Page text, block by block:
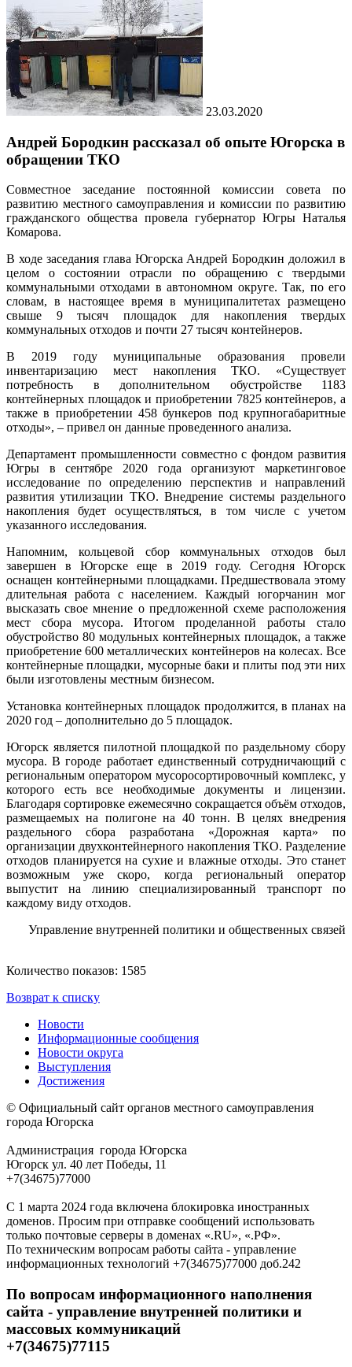
23.03.2020
Андрей Бородкин рассказал об опыте Югорска в
обращении ТКО
Совместное заседание постоянной комиссии совета по
развитию местного самоуправления и комиссии по развитию
гражданского общества провела губернатор Югры Наталья
Комарова.
В ходе заседания глава Югорска Андрей Бородкин доложил в
целом о состоянии отрасли по обращению с твердыми
коммунальными отходами в автономном округе. Так, по его
словам, в настоящее время в муниципалитетах размещено
свыше 9 тысяч площадок для накопления твердых
коммунальных отходов и почти 27 тысяч контейнеров.
В 2019 году муниципальные образования провели
инвентаризацию мест накопления ТКО. «Существует
потребность в дополнительном обустройстве 1183
контейнерных площадок и приобретении 7825 контейнеров, а
также в приобретении 458 бункеров под крупногабаритные
отходы», – привел он данные проведенного анализа.
Департамент промышленности совместно с фондом развития
Югры в сентябре 2020 года организуют маркетинговое
исследование по определению перспектив и направлений
развития утилизации ТКО. Внедрение системы раздельного
накопления будет осуществляться, в том числе с учетом
указанного исследования.
Напомним, кольцевой сбор коммунальных отходов был
завершен в Югорске еще в 2019 году. Сегодня Югорск
оснащен контейнерными площадками. Предшествовала этому
длительная работа с населением. Каждый югорчанин мог
высказать свое мнение о предложенной схеме расположения
мест сбора мусора. Итогом проделанной работы стало
обустройство 80 модульных контейнерных площадок, а также
приобретение 600 металлических контейнеров на колесах. Все
контейнерные площадки, мусорные баки и плиты под эти них
были изготовлены местным бизнесом.
Установка контейнерных площадок продолжится, в планах на
2020 год – дополнительно до 5 площадок.
Югорск является пилотной площадкой по раздельному сбору
мусора. В городе работает единственный сотрудничающий с
региональным оператором мусоросортировочный комплекс, у
которого есть все необходимые документы и лицензии.
Благодаря сортировке ежемесячно сокращается объём отходов,
размещаемых на полигоне на 40 тонн. В целях внедрения
раздельного сбора разработана «Дорожная карта» по
организации двухконтейнерного накопления ТКО. Разделение
отходов планируется на сухие и влажные отходы. Это станет
возможным уже скоро, когда региональный оператор
выпустит на линию специализированный транспорт по
каждому виду отходов.
Управление внутренней политики и общественных связей
Количество показов: 1585
Возврат к списку
Новости
Информационные сообщения
Новости округа
Выступления
Достижения
© Официальный сайт органов местного самоуправления
города Югорска
Администрация города Югорска
Югорск ул. 40 лет Победы, 11
+7(34675)77000
С 1 марта 2024 года включена блокировка иностранных
доменов. Просим при отправке сообщений использовать
только почтовые серверы в доменах «.RU», «.РФ».
По техническим вопросам работы сайта - управление
информационных технологий +7(34675)77000 доб.242
По вопросам информационного наполнения
сайта - управление внутренней политики и
массовых коммуникаций
+7(34675)77115